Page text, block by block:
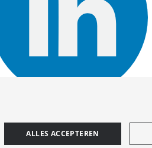
ALLES ACCEPTEREN